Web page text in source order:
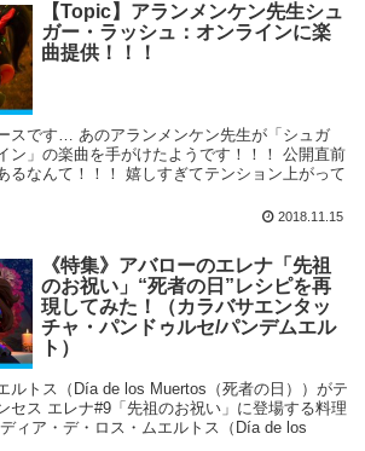
【Topic】アランメンケン先生シュ
ガー・ラッシュ：オンラインに楽
曲提供！！！
スです… あのアランメンケン先生が「シュガ
ン」の楽曲を手がけたようです！！！ 公開直前
るなんて！！！ 嬉しすぎてテンション上がって
2018.11.15
《特集》アバローのエレナ「先祖
のお祝い」“死者の日”レシピを再
現してみた！（カラバサエンタッ
チャ・パンドゥルセ/パンデムエル
ト）
ルトス（Día de los Muertos（死者の日））がテ
セス エレナ#9「先祖のお祝い」に登場する料理
ィア・デ・ロス・ムエルトス（Día de los